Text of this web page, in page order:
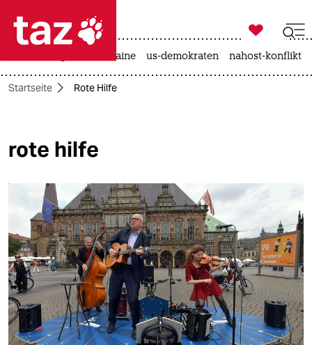
 taz zahl ich
politik
öko
gesellschaft
kultur
sport
berlin

taz zahl ich
krieg in der ukraine us-demokraten nahost-konflikt
Startseite Rote Hilfe
rote hilfe